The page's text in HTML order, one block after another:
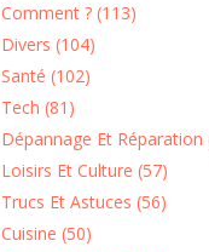
Comment ? (113)
Divers (104)
Santé (102)
Tech (81)
Dépannage Et Réparation
Loisirs Et Culture (57)
Trucs Et Astuces (56)
Cuisine (50)